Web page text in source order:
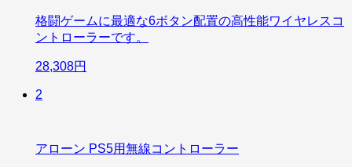
格闘ゲームに最適な6ボタン配置の高性能ワイヤレスコ
ントローラーです。
28,308円
2
アローン PS5用無線コントローラー